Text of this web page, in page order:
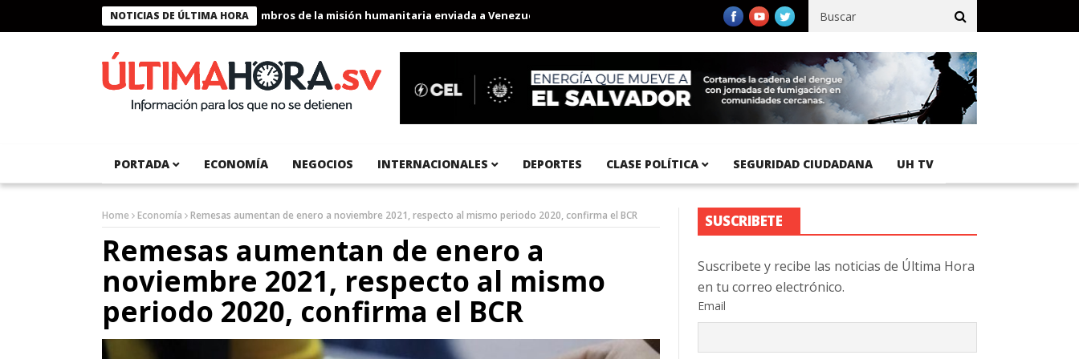
NOTICIAS DE ÚLTIMA HORA
Presidente Bukele condecora a miembros de la misión humanitaria enviada a Venezuela Aeropuerto Internacional del Pacífico registra 92 % de avance en obras de terracería
PORTADA ECONOMÍA NEGOCIOS INTERNACIONALES DEPORTES CLASE POLÍTICA SEGURIDAD CIUDADANA UH TV
Home Economía Remesas aumentan de enero a noviembre 2021, respecto al mismo periodo 2020, confirma el BCR
Remesas aumentan de enero a
noviembre 2021, respecto al mismo
periodo 2020, confirma el BCR
SUSCRIBETE
Suscribete y recibe las noticias de Última Hora
en tu correo electrónico.
Email